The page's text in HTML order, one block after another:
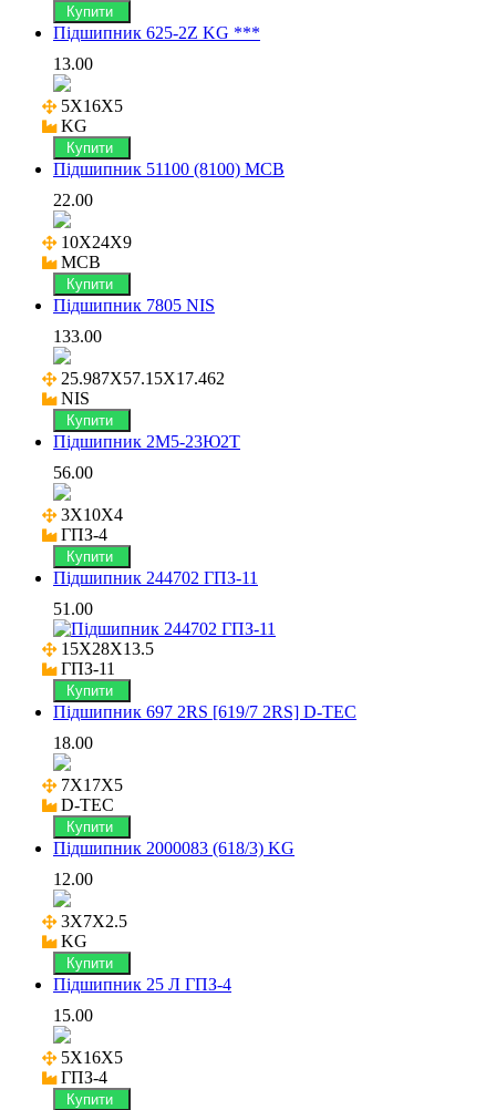
Купити
Підшипник 625-2Z KG ***
13.00
5X16X5
KG
Купити
Підшипник 51100 (8100) MCB
22.00
10X24X9
MCB
Купити
Підшипник 7805 NIS
133.00
25.987X57.15X17.462
NIS
Купити
Підшипник 2М5-23Ю2Т
56.00
3X10X4
ГПЗ-4
Купити
Підшипник 244702 ГПЗ-11
51.00
15X28X13.5
ГПЗ-11
Купити
Підшипник 697 2RS [619/7 2RS] D-TEC
18.00
7X17X5
D-TEC
Купити
Підшипник 2000083 (618/3) KG
12.00
3X7X2.5
KG
Купити
Підшипник 25 Л ГПЗ-4
15.00
5X16X5
ГПЗ-4
Купити